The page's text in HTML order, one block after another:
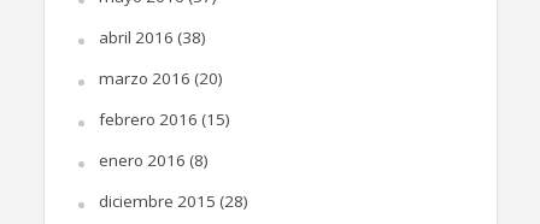
abril 2016 (38)
marzo 2016 (20)
febrero 2016 (15)
enero 2016 (8)
diciembre 2015 (28)